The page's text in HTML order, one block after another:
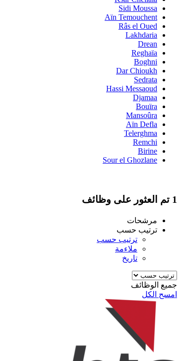
Sidi Moussa
Aïn Temouchent
Râs el Oued
Lakhdaria
Drean
Reghaïa
Boghni
Dar Chioukh
Sedrata
Hassi Messaoud
Djamaa
Bouïra
Mansoûra
Aïn Defla
Telerghma
Remchi
Birine
Sour el Ghozlane
1 تم العثور على وظائف
مرشحات
ترتيب حسب
ترتيب حسب
ملاءمة
تاريخ
جميع الوظائف
امسح الكل